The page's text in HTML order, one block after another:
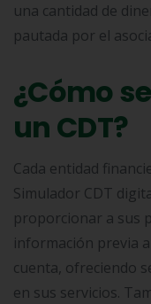
una cantidad de
pautada por el
¿Cómo
un CDT?
Cada entidad
Simulador CDT
proporcionar a sus
información previa
cuenta, ofreciendo
en sus servicios.